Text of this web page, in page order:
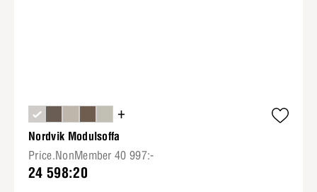
+
Nordvik Modulsoffa
Price.NonMember 40 997:-
24 598:20